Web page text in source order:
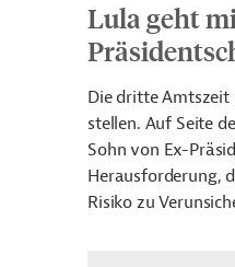
Lula geht
Die dritte Amtszeit
stellen. Auf Seite
Sohn von Ex-
Herausforderung,
Risiko zu